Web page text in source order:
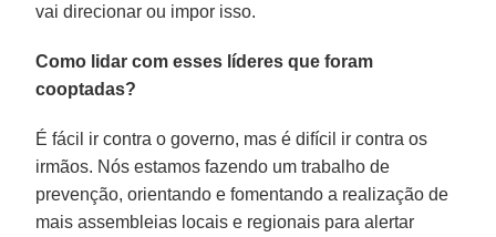
vai direcionar ou impor isso.
Como lidar com esses líderes que foram
cooptadas?
É fácil ir contra o governo, mas é difícil ir contra os
irmãos. Nós estamos fazendo um trabalho de
prevenção, orientando e fomentando a realização de
mais assembleias locais e regionais para alertar